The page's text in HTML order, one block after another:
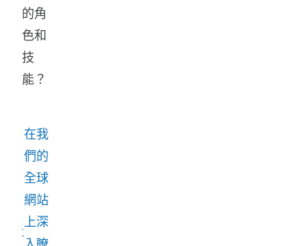
的角
色和
技
能？
在我
們的
全球
網站
上深